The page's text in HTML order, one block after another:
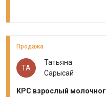
Продажа
ТА
Татьяна
Сарысай
КРС взрослый